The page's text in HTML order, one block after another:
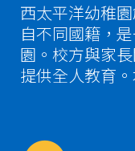
西太平洋幼稚
自不同國籍，
園。校方與家
提供全人教育